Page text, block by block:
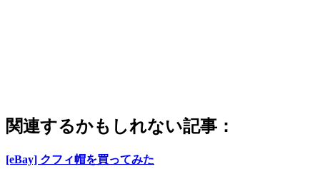
関連するかもしれない記事：
[eBay] クフィ帽を買ってみた